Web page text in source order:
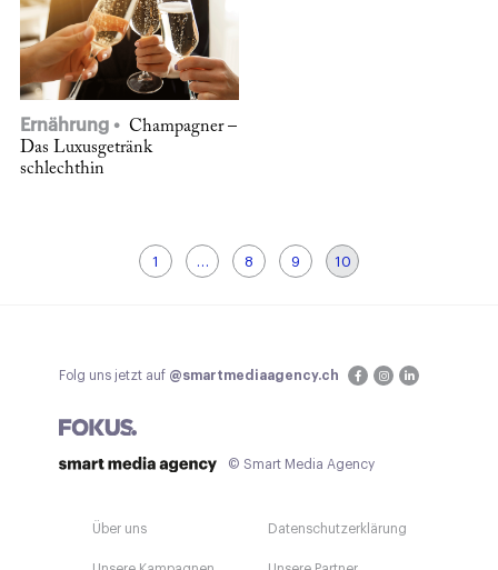
Ernährung
Champagner –
Das Luxusgetränk
schlechthin
1 … 8 9 10
Folg uns jetzt auf @smartmediaagency.ch
© Smart Media Agency
Über uns Datenschutzerklärung